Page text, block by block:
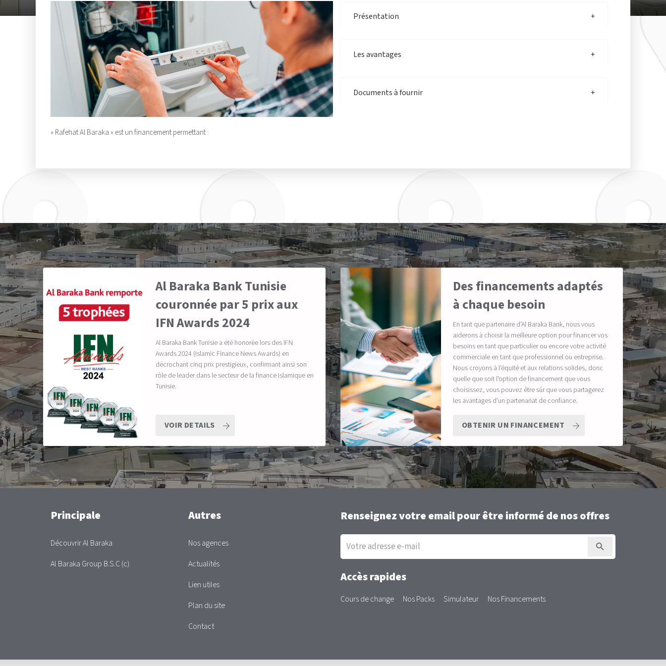
« Rafehat Al Baraka » est un financement permettant :
Présentation
Les avantages
Documents à fournir
Al Baraka Bank Tunisie
couronnée par 5 prix aux
IFN Awards 2024
Al Baraka Bank Tunisie a été honorée lors des IFN
Awards 2024 (Islamic Finance News Awards) en
décrochant cinq prix prestigieux, confirmant ainsi son
rôle de leader dans le secteur de la finance islamique en
Tunisie.
VOIR DETAILS
Des financements adaptés
à chaque besoin
En tant que partenaire d'Al Baraka Bank, nous vous
aiderons à choisir la meilleure option pour financer vos
besoins en tant que particulier ou encore votre activité
commerciale en tant que professionnel ou entreprise.
Nous croyons à l'équité et aux relations solides, donc
quelle que soit l'option de financement que vous
choisissez, vous pouvez être sûr que vous partagerez
les avantages d'un partenariat de confiance.
OBTENIR UN FINANCEMENT
Main
Principale
Découvrir Al Baraka
Al Baraka Group B.S.C (c)
Autres
Nos agences
Actualités
Lien utiles
Plan du site
Contact
Renseignez votre email pour être informé de nos offres
Inscription
la
newsletter
Accès rapides
Cours de change Nos Packs Simulateur Nos Financements